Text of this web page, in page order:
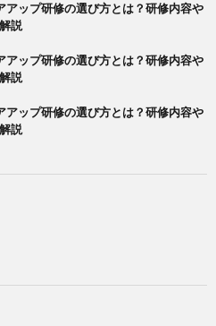
ップ研修の選び方とは？研修内容や
説
ップ研修の選び方とは？研修内容や
説
ップ研修の選び方とは？研修内容や
説